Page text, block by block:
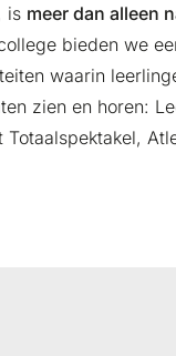
is meer dan alleen
bieden we
waarin
zien en horen:
Totaalspektakel,